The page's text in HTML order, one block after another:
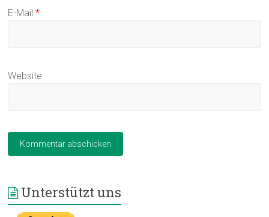
E-Mail*
Website
Unterstützt uns